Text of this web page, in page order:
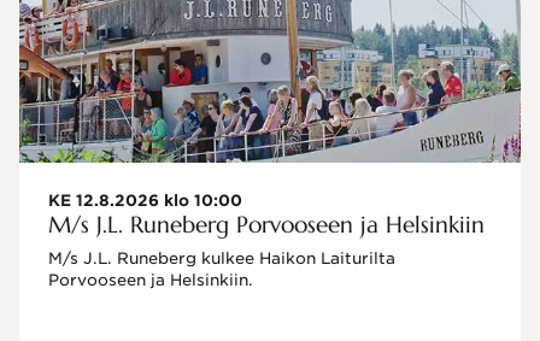
KE 12.8.2026 klo 10:00
M/s J.L. Runeberg Porvooseen ja Helsinkiin
M/s J.L. Runeberg kulkee Haikon Laiturilta
Porvooseen ja Helsinkiin.